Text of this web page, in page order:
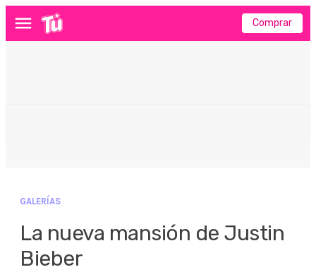
Menú Comprar
GALERÍAS
La nueva mansión de Justin
Bieber